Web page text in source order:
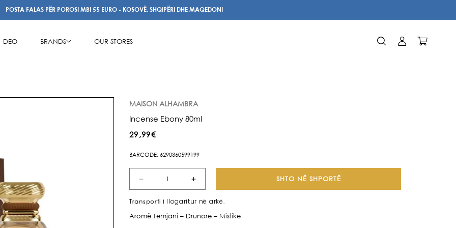
POSTA FALAS PËR POROSI MBI 55 EURO - KOSOVË, SHQIPËRI DHE MAQEDONI
DEO BRANDS OUR STORES IdentifikohuKarrocë
MAISON ALHAMBRA
Incense Ebony 80ml
Çmimi
29,99€
BARCODE: 6290360599199
Zvogëlo
për
Incense
Rrit
për
Incense
SHTO NË SHPORTË
Transporti i llogaritur në arkë.
Aromë Temjani – Drunore – Mistike